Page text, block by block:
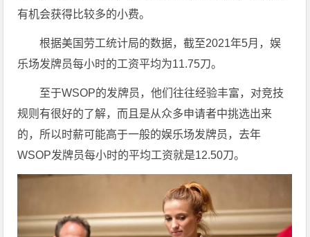
有机会获得比较多的小费。
根据美国劳工统计局的数据，截至2021年5月，娱
乐场发牌员每小时的工资平均为11.75刀。
至于WSOP的发牌员，他们往往经验丰富，对竞技
规则有很好的了解，而且是从众多申请者中挑选出来
的，所以时薪可能高于一般的娱乐场发牌员，去年
WSOP发牌员每小时的平均工资就是12.50刀。